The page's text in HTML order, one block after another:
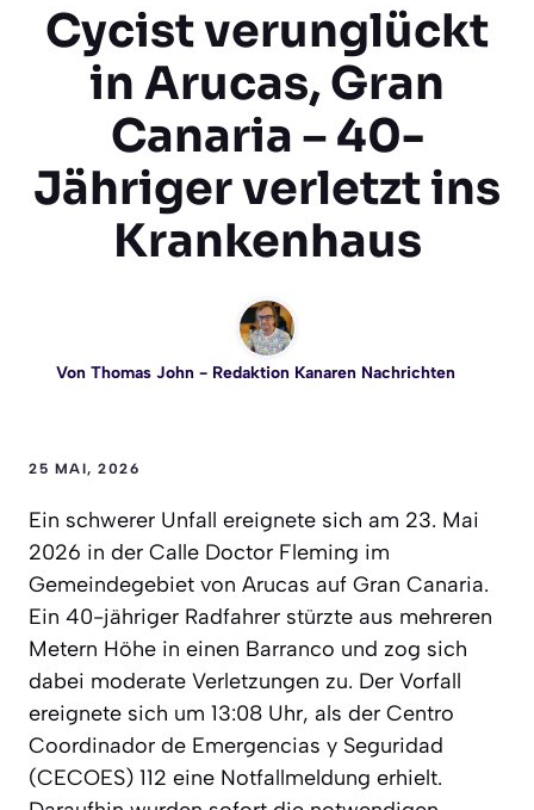
Cycist verunglückt
in Arucas, Gran
Canaria – 40-
Jähriger verletzt ins
Krankenhaus
Von Thomas John- Redaktion Kanaren Nachrichten
25 MAI, 2026
Ein schwerer Unfall ereignete sich am 23. Mai
2026 in der Calle Doctor Fleming im
Gemeindegebiet von Arucas auf Gran Canaria.
Ein 40-jähriger Radfahrer stürzte aus mehreren
Metern Höhe in einen Barranco und zog sich
dabei moderate Verletzungen zu. Der Vorfall
ereignete sich um 13:08 Uhr, als der Centro
Coordinador de Emergencias y Seguridad
(CECOES) 112 eine Notfallmeldung erhielt.